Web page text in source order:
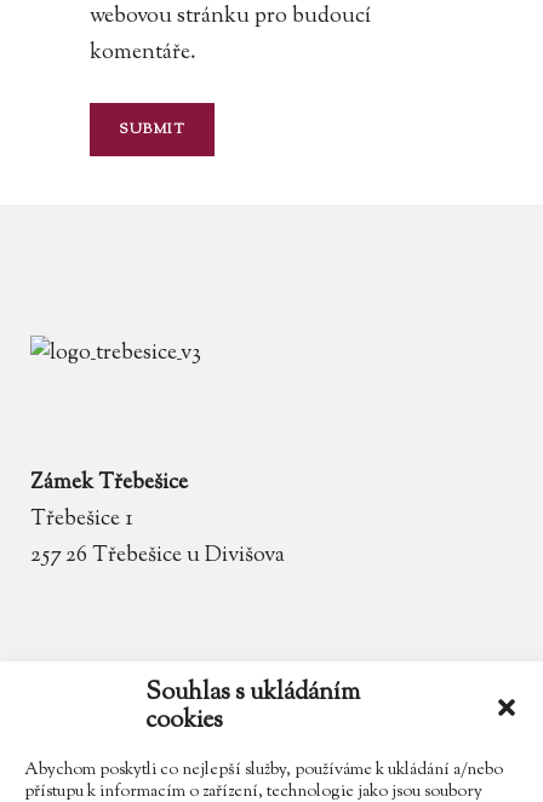
Souhlas s ukládáním
cookies
Abychom poskytli co nejlepší služby, používáme k ukládání a/nebo
přístupu k informacím o zařízení, technologie jako jsou soubory
webovou stránku pro budoucí
komentáře.
Zámek Třebešice
Třebešice 1
257 26 Třebešice u Divišova
zamek.trebesice@volny.cz
602 354 467